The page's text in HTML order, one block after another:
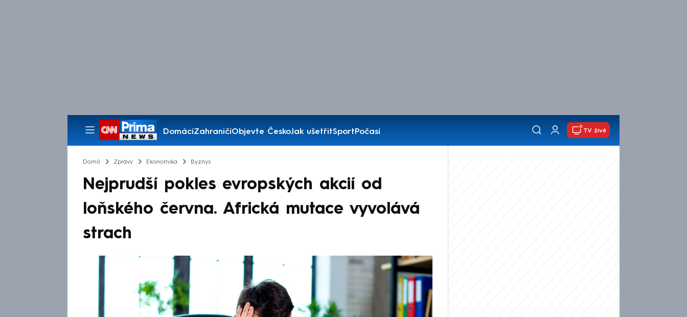
DomácíZahraničíObjevte ČeskoJak ušetřitSportPočasí
Pořady
TV živě
Domů Zprávy Ekonomika Byznys
Nejprudší pokles evropských akcií od
loňského června. Africká mutace vyvolává
strach